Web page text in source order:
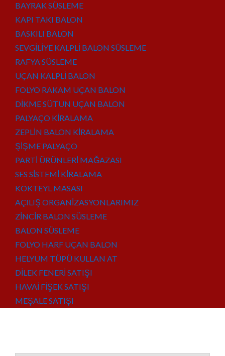
BAYRAK SÜSLEME
KAPI TAKI BALON
BASKILI BALON
SEVGİLİYE KALPLİ BALON SÜSLEME
RAFYA SÜSLEME
UÇAN KALPLİ BALON
FOLYO RAKAM UÇAN BALON
DİKME SÜTUN UÇAN BALON
PALYAÇO KİRALAMA
ZEPLİN BALON KİRALAMA
ŞİŞME PALYAÇO
PARTİ ÜRÜNLERİ MAĞAZASI
SES SİSTEMİ KİRALAMA
KOKTEYL MASASI
AÇILIŞ ORGANİZASYONLARIMIZ
ZİNCİR BALON SÜSLEME
BALON SÜSLEME
FOLYO HARF UÇAN BALON
HELYUM TÜPÜ KULLAN AT
DİLEK FENERİ SATIŞI
HAVAİ FİŞEK SATIŞI
MEŞALE SATIŞI